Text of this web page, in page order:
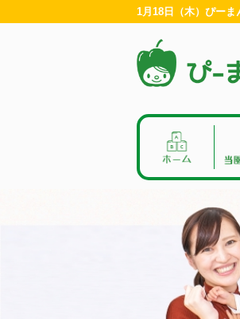
1月18日（木）ぴー